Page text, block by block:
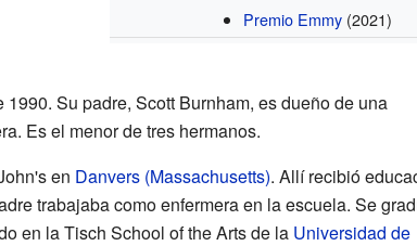
Premio Emmy (2021)
Su padre, Scott Burnham, es dueño de una
Es el menor de tres hermanos.
en Danvers (Massachusetts). Allí recibió
trabajaba como enfermera en la escuela. Se
en la Tisch School of the Arts de la Universidad de